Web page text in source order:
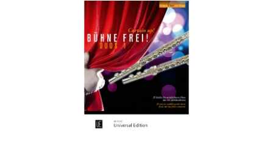
Bildergalerie überspringen